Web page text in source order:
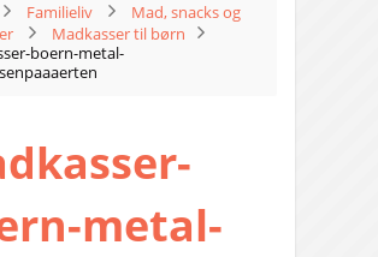
Familieliv
Mad, snacks og
Madkasser til børn
boern-metal-
metal-